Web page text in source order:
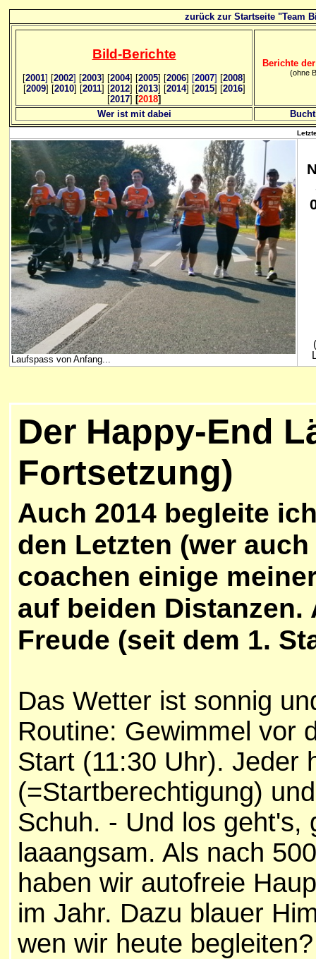
zurück zur Startseite "Team
Bild-Berichte
[2001] [2002] [2003] [2004] [2005] [2006] [2007] [2008]
[2009] [2010] [2011] [2012] [2013] [2014] [2015] [2016]
[2017] [2018]
Berichte
(ohne
Wer ist mit dabei
Laufspass von Anfang...
Der Happy-End
Fortsetzung)
Auch 2014 begleite
den Letzten (wer
coachen einige
auf beiden Distanzen.
Freude (seit dem 1.
Das Wetter ist sonnig
Routine: Gewimmel vor
Start (11:30 Uhr). Jeder
(=Startberechtigung)
Schuh. - Und los geht's,
laaangsam. Als nach
haben wir autofreie
im Jahr. Dazu blauer
wen wir heute begleiten?